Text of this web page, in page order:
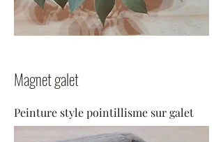
Magnet galet
Peinture style pointillisme sur galet